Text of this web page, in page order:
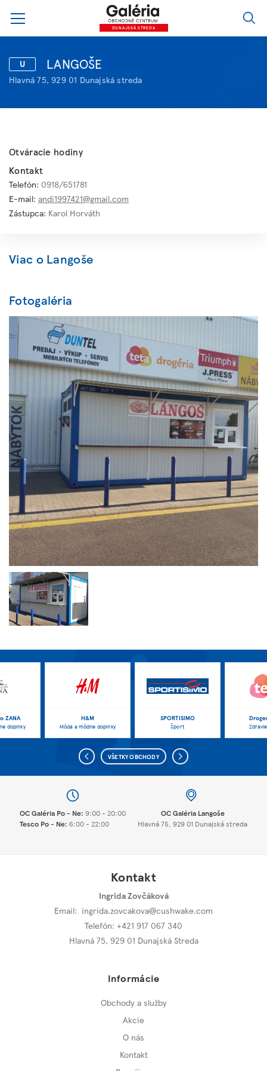
DUNAJSKÁ STREDA
Otváracie hodiny
Kontakt
Telefón: 0918/651781
E-mail: andi1997421@gmail.com
Zástupca: Karol Horváth
U LANGOŠE
Hlavná 75, 929 01 Dunajská streda
Viac o Langoše
Fotogaléria
ZANA
doplnky
H&M
Móda a módne doplnky
SPORTISIMO
Šport
VŠETKY OBCHODY
OC Galéria Po - Ne: 9:00 - 20:00
Tesco Po - Ne: 6:00 - 22:00
OC Galéria Langoše
Hlavná 75, 929 01 Dunajská streda
Kontakt
Ingrida Zovčáková
Email: ingrida.zovcakova@cushwake.com
Telefón: +421 917 067 340
Hlavná 75, 929 01 Dunajská Streda
Informácie
Obchody a služby
Akcie
O nás
Kontakt